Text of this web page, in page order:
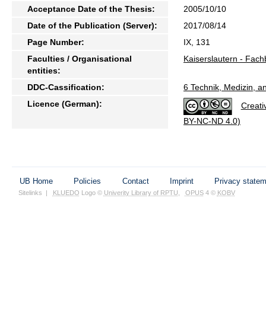
Acceptance Date of the Thesis:
2005/10/10
Date of the Publication (Server):
2017/08/14
Page Number:
IX, 131
Faculties / Organisational
entities:
Kaiserslautern -
DDC-Cassification:
6 Technik, Medizin,
Licence (German):
BY-NC-ND 4.0)
UB Home Policies Contact Imprint Privacy
Sitelinks | KLUEDO Logo © Univerity Library of RPTU OPUS4 © KOBV